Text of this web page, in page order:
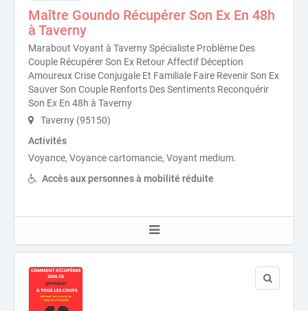
Maître Goundo Récupérer Son Ex En 48h
à Taverny
Marabout Voyant à Taverny Spécialiste Problème Des
Couple Récupérer Son Ex Retour Affectif Déception
Amoureux Crise Conjugale Et Familiale Faire Revenir Son Ex
Sauver Son Couple Renforts Des Sentiments Reconquérir
Son Ex En 48h à Taverny
Taverny (95150)
Activités
Voyance, Voyance cartomancie, Voyant medium.
Accès aux personnes à mobilité réduite